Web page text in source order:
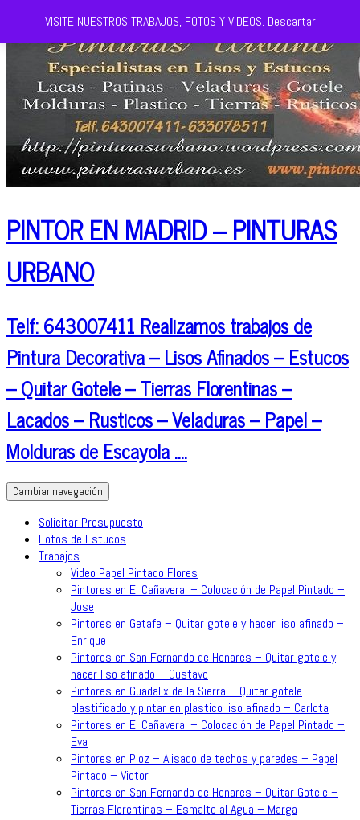
PINTOR EN MADRID – PINTURAS
URBANO
Telf: 643007411 Realizamos trabajos de
Pintura Decorativa – Lisos Afinados – Estucos
– Quitar Gotele – Tierras Florentinas –
Lacados – Rusticos – Veladuras – Papel –
Molduras de Escayola ….
Cambiar navegación
Solicitar Presupuesto
Fotos de Estucos
Trabajos
Video Papel Pintado Flores
Pintores en El Cañaveral – Colocación de Papel Pintado –
Jose
Pintores en Getafe – Quitar gotele y hacer liso afinado –
Enrique
Pintores en San Fernando de Henares – Quitar gotele y
hacer liso afinado – Gustavo
Pintores en Guadalix de la Sierra – Quitar gotele
plastificado y pintar en plastico liso afinado – Carlota
Pintores en El Cañaveral – Colocación de Papel Pintado –
Eva
Pintores en Pioz – Alisado de techos y paredes – Papel
Pintado – Victor
Pintores en San Fernando de Henares – Quitar Gotele –
Tierras Florentinas – Esmalte al Agua – Marga
VISITE NUESTROS TRABAJOS, FOTOS Y VIDEOS. Descartar